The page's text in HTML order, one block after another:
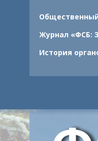
Журнал «ФСБ:
История